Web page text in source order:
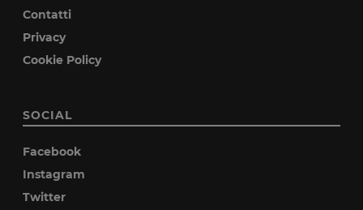
Contatti
Privacy
Cookie Policy
SOCIAL
Facebook
Instagram
Twitter